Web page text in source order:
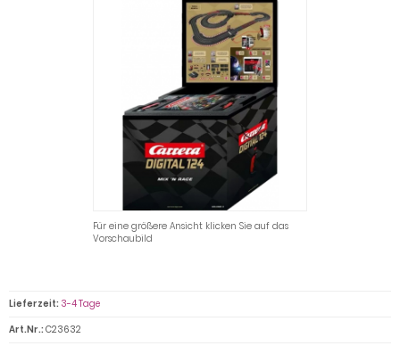
Für eine größere Ansicht klicken Sie auf das
Vorschaubild
Lieferzeit: 3-4 Tage
Art.Nr.: C23632